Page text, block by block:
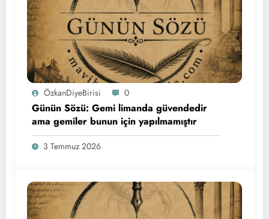
ÖzkanDiyeBirisi 0
Günün Sözü: Gemi limanda güvendedir
ama gemiler bunun için yapılmamıştır
3 Temmuz 2026